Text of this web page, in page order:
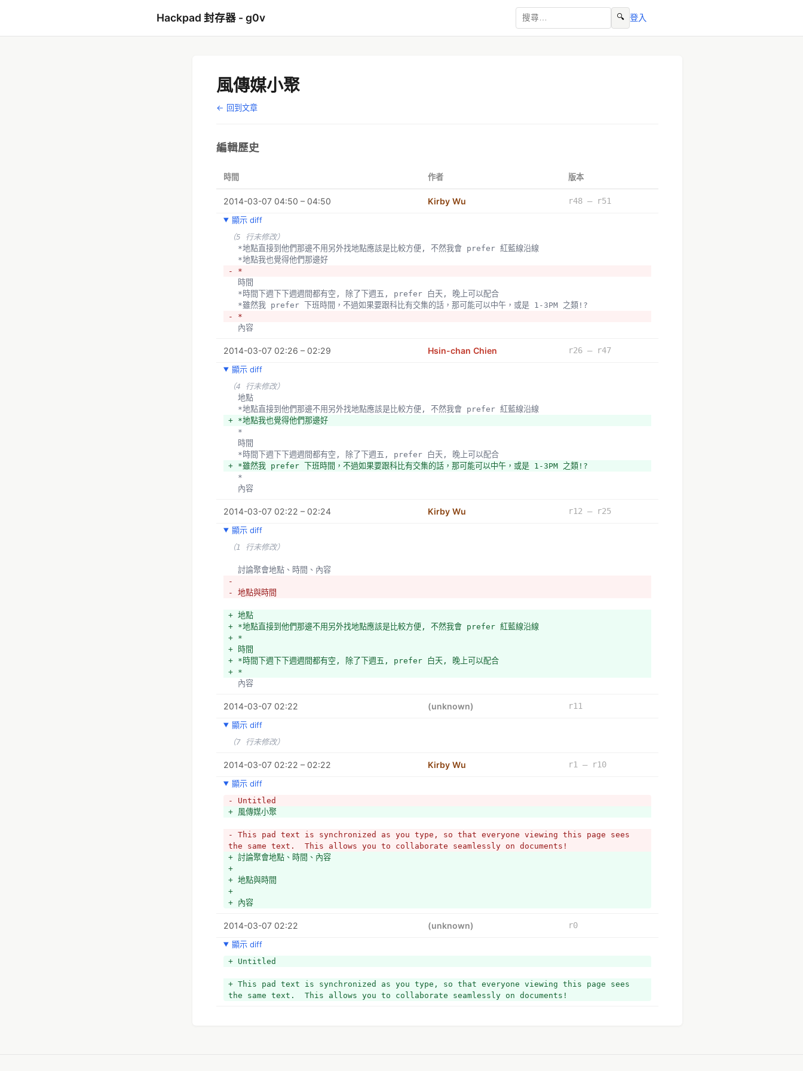
Hackpad 封存器 - g0v 🔍 登入
風傳媒小聚
← 回到文章
編輯歷史
時間 作者 版本
2014-03-07 04:50 – 04:50 Kirby Wu
r48 – r51
顯示 diff
（5 行未修改）
  *地點直接到他們那邊不用另外找地點應該是比較方便, 不然我會 prefer 紅藍線沿線
  *地點我也覺得他們那邊好
- *
  時間
  *時間下週下下週週間都有空, 除了下週五, prefer 白天, 晚上可以配合
  *雖然我 prefer 下班時間，不過如果要跟科比有交集的話，那可能可以中午，或是 1-3PM 之類!?
- *
  內容
2014-03-07 02:26 – 02:29 Hsin-chan Chien
r26 – r47
顯示 diff
（4 行未修改）
  地點
  *地點直接到他們那邊不用另外找地點應該是比較方便, 不然我會 prefer 紅藍線沿線
+ *地點我也覺得他們那邊好
  *
  時間
  *時間下週下下週週間都有空, 除了下週五, prefer 白天, 晚上可以配合
+ *雖然我 prefer 下班時間，不過如果要跟科比有交集的話，那可能可以中午，或是 1-3PM 之類!?
  *
  內容
2014-03-07 02:22 – 02:24 Kirby Wu
r12 – r25
顯示 diff
（1 行未修改）
  討論聚會地點、時間、內容
-
- 地點與時間
+ 地點
+ *地點直接到他們那邊不用另外找地點應該是比較方便, 不然我會 prefer 紅藍線沿線
+ *
+ 時間
+ *時間下週下下週週間都有空, 除了下週五, prefer 白天, 晚上可以配合
+ *
  內容
2014-03-07 02:22 (unknown)
r11
顯示 diff
（7 行未修改）
2014-03-07 02:22 – 02:22 Kirby Wu
r1 – r10
顯示 diff
- Untitled
+ 風傳媒小聚
- This pad text is synchronized as you type, so that everyone viewing this page sees
the same text.  This allows you to collaborate seamlessly on documents!
+ 討論聚會地點、時間、內容
+
+ 地點與時間
+
+ 內容
2014-03-07 02:22 (unknown)
r0
顯示 diff
+ Untitled
+ This pad text is synchronized as you type, so that everyone viewing this page sees
the same text.  This allows you to collaborate seamlessly on documents!